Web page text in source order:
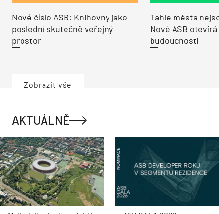
Nové číslo ASB: Knihovny jako
poslední skutečně veřejný
prostor
Tahle města
Nové ASB
budoucnosti
Zobrazit vše
AKTUÁLNĚ